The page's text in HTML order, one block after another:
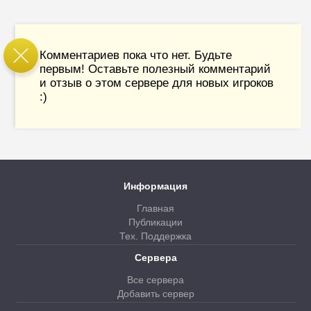
Комментариев пока что нет. Будьте
первым! Оставьте полезный комментарий
и отзыв о этом сервере для новых игроков
:)
Информация
Главная
Публикации
Тех. Поддержка
Сервера
Все сервера
Добавить сервер